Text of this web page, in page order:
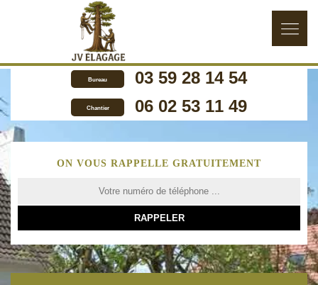
Bureau 03 59 28 14 54
Chantier 06 02 53 11 49
ON VOUS RAPPELLE GRATUITEMENT